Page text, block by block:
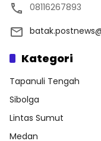
08116267893
Kategori
Tapanuli Tengah
Sibolga
Lintas Sumut
Medan